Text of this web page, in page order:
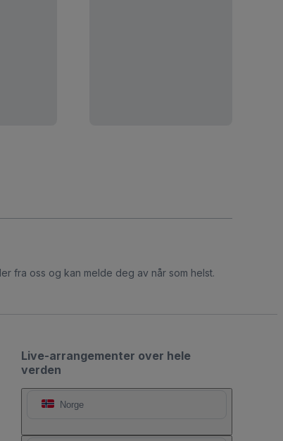
fra oss og kan melde deg av når som helst.
Live-arrangementer over hele
verden
Norge